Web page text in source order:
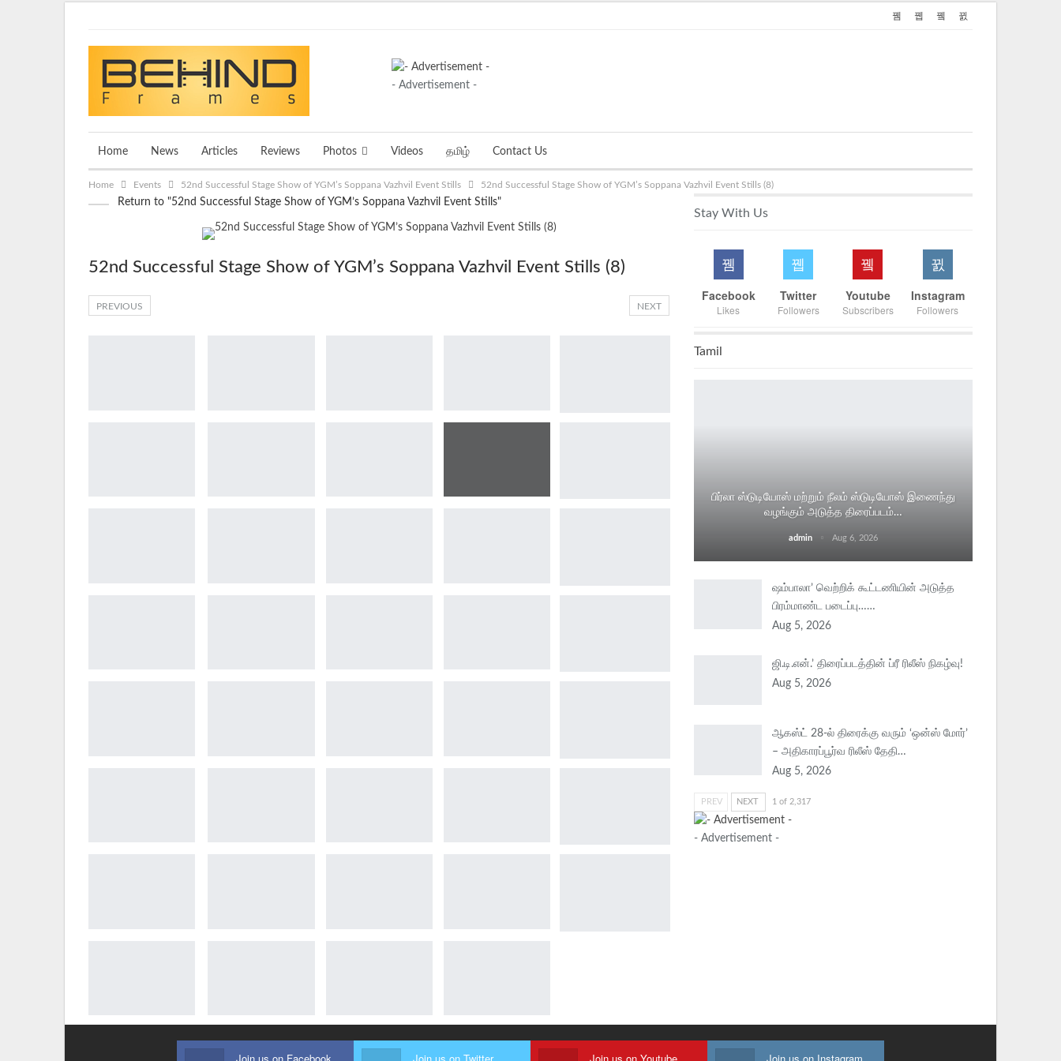
- Advertisement -
Home News Articles Reviews Photos Videos தமிழ் Contact Us
Home Events 52nd Successful Stage Show of YGM’s Soppana Vazhvil Event Stills 52nd Successful Stage Show of YGM’s Soppana Vazhvil Event Stills (8)
Return to "52nd Successful Stage Show of YGM’s Soppana Vazhvil Event Stills"
52nd Successful Stage Show of YGM’s Soppana Vazhvil Event Stills (8)
NEXT
PREVIOUS
Stay With Us
Facebook
Likes
Twitter
Followers
Youtube
Subscribers
Instagram
Followers
Tamil
பிர்லா ஸ்டுடியோஸ் மற்றும் நீலம் ஸ்டுடியோஸ் இணைந்து
வழங்கும் அடுத்த திரைப்படம்…
admin Aug 6, 2026
ஷம்பாலா’ வெற்றிக் கூட்டணியின் அடுத்த
பிரம்மாண்ட படைப்பு……
Aug 5, 2026
ஜி.டி.என்.’ திரைப்படத்தின் ப்ரீ ரிலீஸ் நிகழ்வு!
Aug 5, 2026
ஆகஸ்ட் 28-ல் திரைக்கு வரும் ‘ஒன்ஸ் மோர்’
– அதிகாரப்பூர்வ ரிலீஸ் தேதி…
Aug 5, 2026
PREV NEXT 1 of 2,317
- Advertisement -